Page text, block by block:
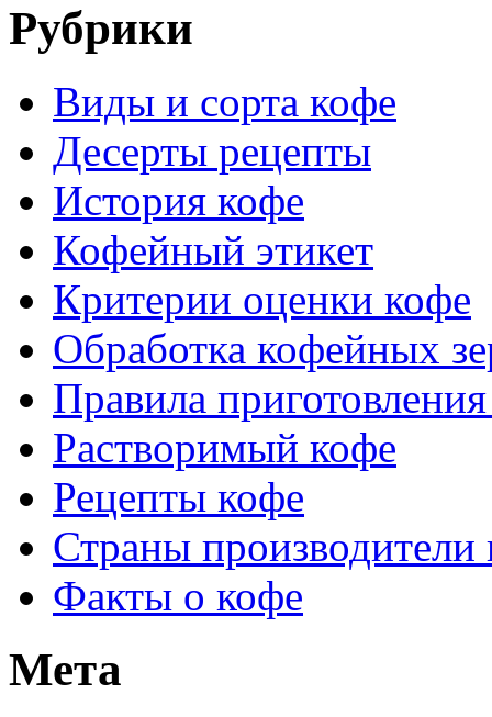
Рубрики
Виды и сорта кофе
Десерты рецепты
История кофе
Кофейный этикет
Критерии оценки кофе
Обработка кофейных
Правила
Растворимый кофе
Рецепты кофе
Страны производители
Факты о кофе
Мета